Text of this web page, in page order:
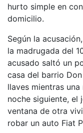
hurto simple en
domicilio.
Según la
la madrugada del
acusado saltó un
casa del barrio
llaves mientras
noche siguiente, el
ventana de otra
robar un auto Fiat